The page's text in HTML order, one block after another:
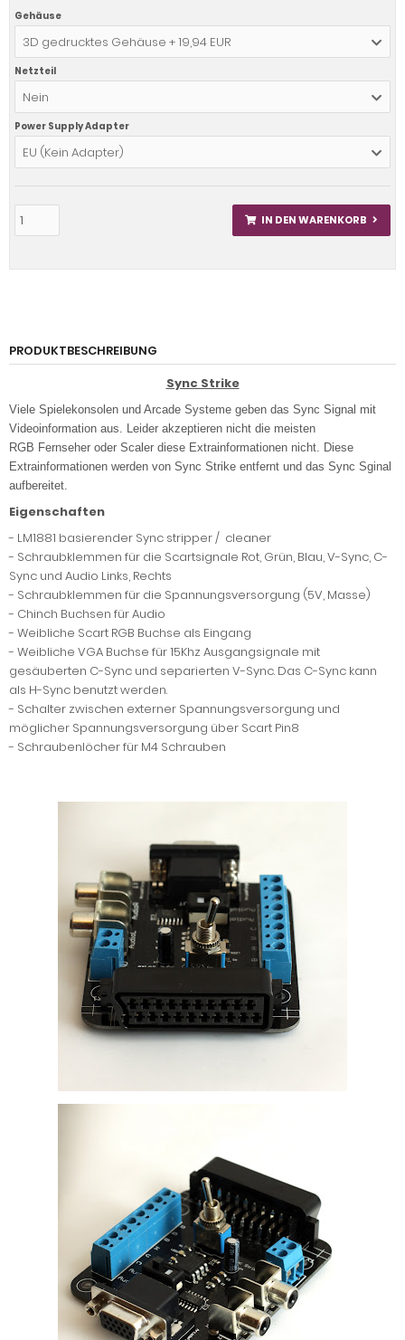
Gehäuse
3D gedrucktes Gehäuse + 19,94 EUR
Netzteil
Nein
Power Supply Adapter
EU (Kein Adapter)
IN DEN WARENKORB
PRODUKTBESCHREIBUNG
Sync Strike
Viele Spielekonsolen und Arcade Systeme geben das Sync Signal mit
Videoinformation aus. Leider akzeptieren nicht die meisten
RGB Fernseher oder Scaler diese Extrainformationen nicht. Diese
Extrainformationen werden von Sync Strike entfernt und das Sync Sginal
aufbereitet.
Eigenschaften
- LM1881 basierender Sync stripper / cleaner
- Schraubklemmen für die Scartsignale Rot, Grün, Blau, V-Sync, C-
Sync und Audio Links, Rechts
- Schraubklemmen für die Spannungsversorgung (5V, Masse)
- Chinch Buchsen für Audio
- Weibliche Scart RGB Buchse als Eingang
- Weibliche VGA Buchse für 15Khz Ausgangsignale mit
gesäuberten C-Sync und separierten V-Sync. Das C-Sync kann
als H-Sync benutzt werden.
- Schalter zwischen externer Spannungsversorgung und
möglicher Spannungsversorgung über Scart Pin8
- Schraubenlöcher für M4 Schrauben